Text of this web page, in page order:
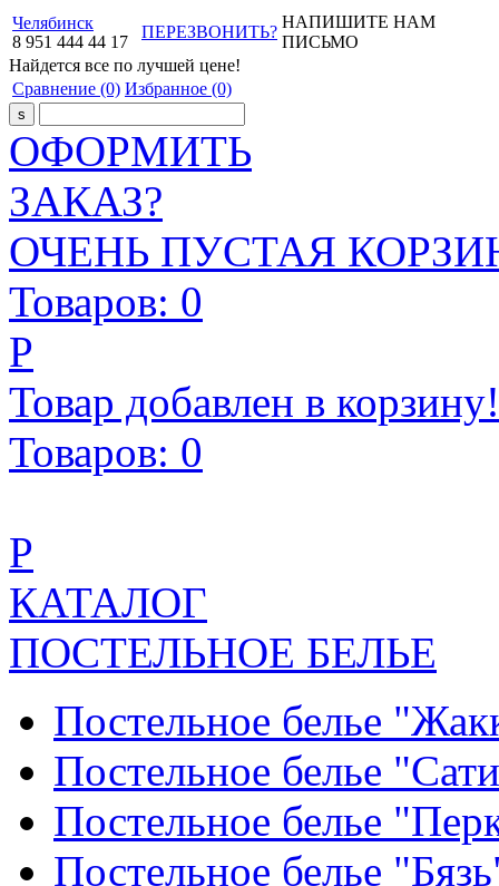
Челябинск
8 951 444 44 17
ПЕРЕЗВОНИТЬ?
НАПИШИТЕ НАМ
ПИСЬМО
Найдется все по лучшей цене!
Сравнение (0) Избранное (0)
ОФОРМИТЬ
ЗАКАЗ?
ОЧЕНЬ ПУСТАЯ
Товаров: 0
Р
Товар добавлен в корзину!
Товаров: 0
Р
КАТАЛОГ
ПОСТЕЛЬНОЕ БЕЛЬЕ
Постельное белье
Постельное белье
Постельное белье
Постельное белье